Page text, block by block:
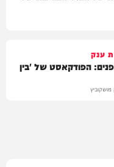
ענק
לכלא 10 מבפנים: הפודקאסט של 'בין
מושקוביץ